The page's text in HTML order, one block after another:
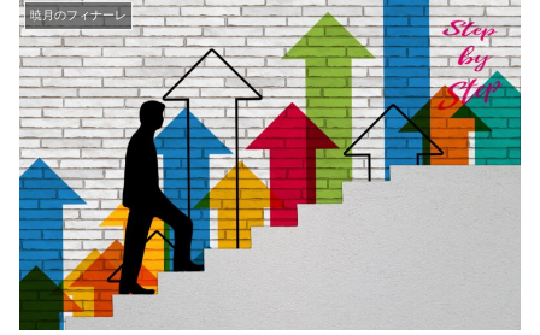
暁月のフィナーレ